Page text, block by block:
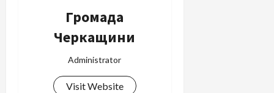
Громада
Черкащини
Administrator
Visit Website